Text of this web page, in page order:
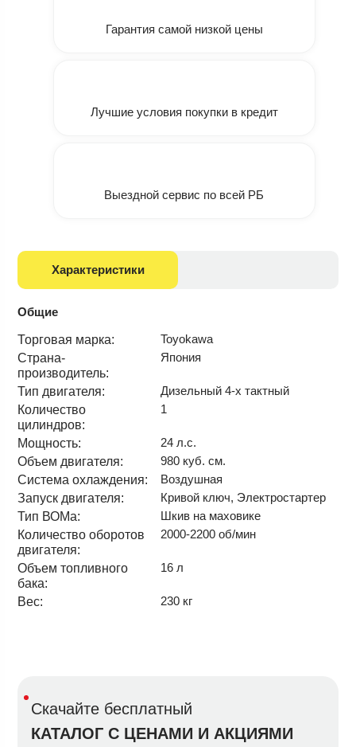
Гарантия самой низкой цены
Лучшие условия покупки в кредит
Выездной сервис по всей РБ
Характеристики
Общие
Торговая марка:
Toyokawa
Страна-
производитель:
Япония
Тип двигателя:
Дизельный 4-х тактный
Количество
цилиндров:
1
Мощность:
24 л.с.
Объем двигателя:
980 куб. см.
Система охлаждения:
Воздушная
Запуск двигателя:
Кривой ключ, Электростартер
Тип ВОМа:
Шкив на маховике
Количество оборотов
двигателя:
2000-2200 об/мин
Объем топливного
бака:
16 л
Вес: 230 кг
Скачайте бесплатный
КАТАЛОГ С ЦЕНАМИ И АКЦИЯМИ